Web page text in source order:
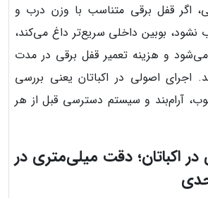
اگر قفل برقی متناسب با وزن درب و
نشود، بوبین داخلی سریع‌تر داغ می‌کند،
می‌شود و هزینه تعمیر قفل برقی در مدت
اجرای اصولی در اکباتان یعنی بررسی
آرام‌بند و سیستم دسترسی قبل از هر
اکباتان؛ دقت میلی‌متری در